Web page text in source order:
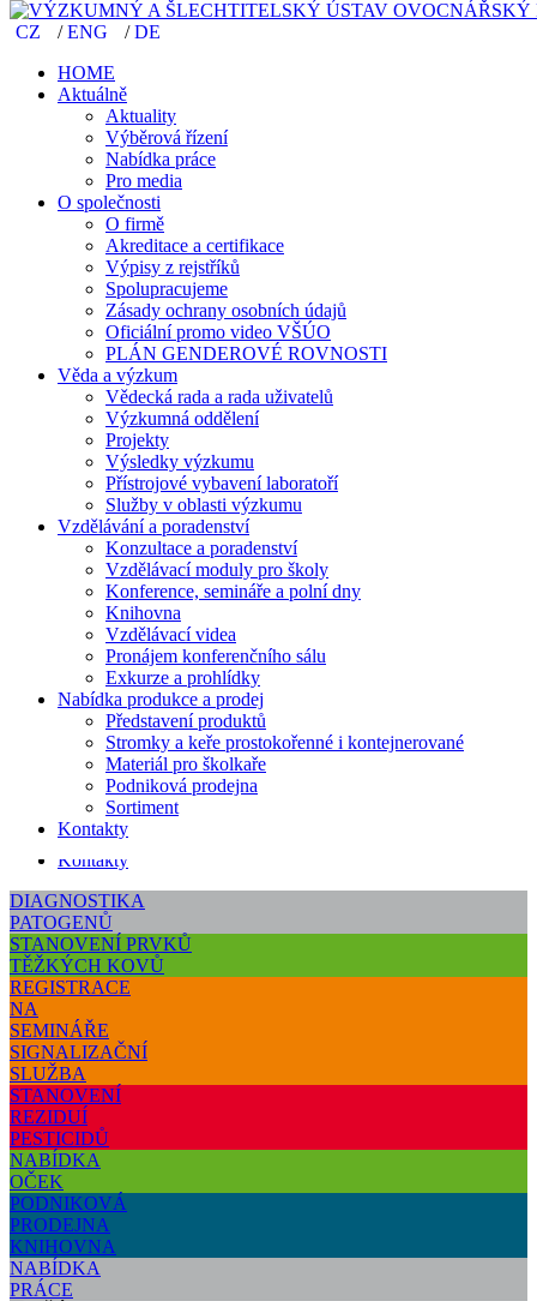
/ENG
HOME
Aktuálně
Aktuality
Výběrová řízení
Nabídka práce
Pro media
O společnosti
O firmě
Akreditace a certifikace
Výpisy z rejstříků
Spolupracujeme
Zásady ochrany osobních údajů
Oficiální promo video VŠÚO
PLÁN GENDEROVÉ ROVNOSTI
Věda a výzkum
Vědecká rada a rada uživatelů
Výzkumná oddělení
Projekty
Výsledky výzkumu
Přístrojové vybavení laboratoří
Služby v oblasti výzkumu
Vzdělávání a poradenství
Konzultace a poradenství
Vzdělávací moduly pro školy
Konference, semináře a polní dny
Knihovna
Vzdělávací videa
Pronájem konferenčního sálu
Exkurze a prohlídky
Nabídka produkce a prodej
Představení produktů
Stromky a keře prostokořenné i kontejnerované
Materiál pro školkaře
Podniková prodejna
Sortiment
Kontakty
CZ /ENG /DE
HOME
Aktuálně
Aktuality
Výběrová řízení
Nabídka práce
Pro media
O společnosti
O firmě
Akreditace a certifikace
Výpisy z rejstříků
Spolupracujeme
Zásady ochrany osobních údajů
Oficiální promo video VŠÚO
PLÁN GENDEROVÉ ROVNOSTI
Věda a výzkum
Vědecká rada a rada uživatelů
Výzkumná oddělení
Projekty
Výsledky výzkumu
Přístrojové vybavení laboratoří
Služby v oblasti výzkumu
Vzdělávání a poradenství
Konzultace a poradenství
Vzdělávací moduly pro školy
Konference, semináře a polní dny
Knihovna
Vzdělávací videa
Pronájem konferenčního sálu
Exkurze a prohlídky
Nabídka produkce a prodej
Představení produktů
Stromky a keře prostokořenné i kontejnerované
Materiál pro školkaře
Podniková prodejna
Sortiment
Kontakty
DIAGNOSTIKA
PATOGENŮ
STANOVENÍ PRVKŮ
TĚŽKÝCH KOVŮ
REGISTRACE
NA
SEMINÁŘE
SIGNALIZAČNÍ
SLUŽBA
STANOVENÍ
REZIDUÍ
PESTICIDŮ
NABÍDKA
OČEK
PODNIKOVÁ
PRODEJNA
KNIHOVNA
NABÍDKA
PRÁCE